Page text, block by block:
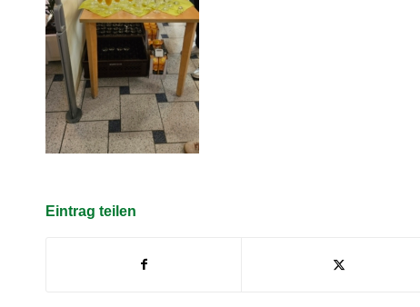
Eintrag teilen